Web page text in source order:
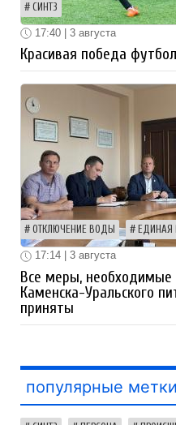
СИНТЗ
17:40 | 3 августа
Красивая победа
ОТКЛЮЧЕНИЕ ВОДЫ ЕДИНАЯ
17:14 | 3 августа
Все меры, необходимые
Каменска-Уральского
приняты
популярные метки